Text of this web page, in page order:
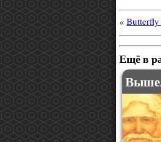
« Butterfly
Ещё в